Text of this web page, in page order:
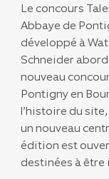
Le concours
Abbaye de
développé à
Schneider
nouveau
Pontigny en
l’histoire du
un nouveau
édition est
destinées à être